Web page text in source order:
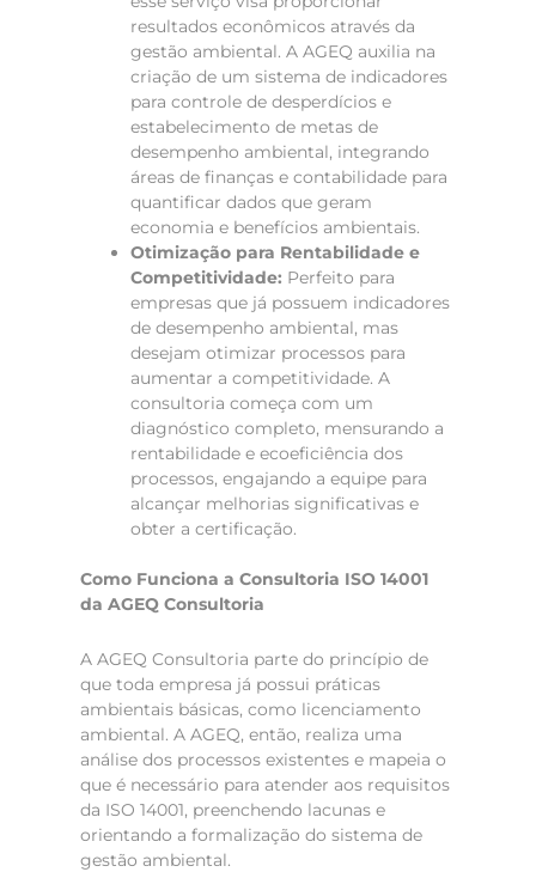
resultados econômicos através da
gestão ambiental. A AGEQ auxilia na
criação de um sistema de indicadores
para controle de desperdícios e
estabelecimento de metas de
desempenho ambiental, integrando
áreas de finanças e contabilidade para
quantificar dados que geram
economia e benefícios ambientais.
Otimização para Rentabilidade e
Competitividade: Perfeito para
empresas que já possuem indicadores
de desempenho ambiental, mas
desejam otimizar processos para
aumentar a competitividade. A
consultoria começa com um
diagnóstico completo, mensurando a
rentabilidade e ecoeficiência dos
processos, engajando a equipe para
alcançar melhorias significativas e
obter a certificação.
Como Funciona a Consultoria ISO 14001
da AGEQ Consultoria
A AGEQ Consultoria parte do princípio de
que toda empresa já possui práticas
ambientais básicas, como licenciamento
ambiental. A AGEQ, então, realiza uma
análise dos processos existentes e mapeia o
que é necessário para atender aos requisitos
da ISO 14001, preenchendo lacunas e
orientando a formalização do sistema de
gestão ambiental.